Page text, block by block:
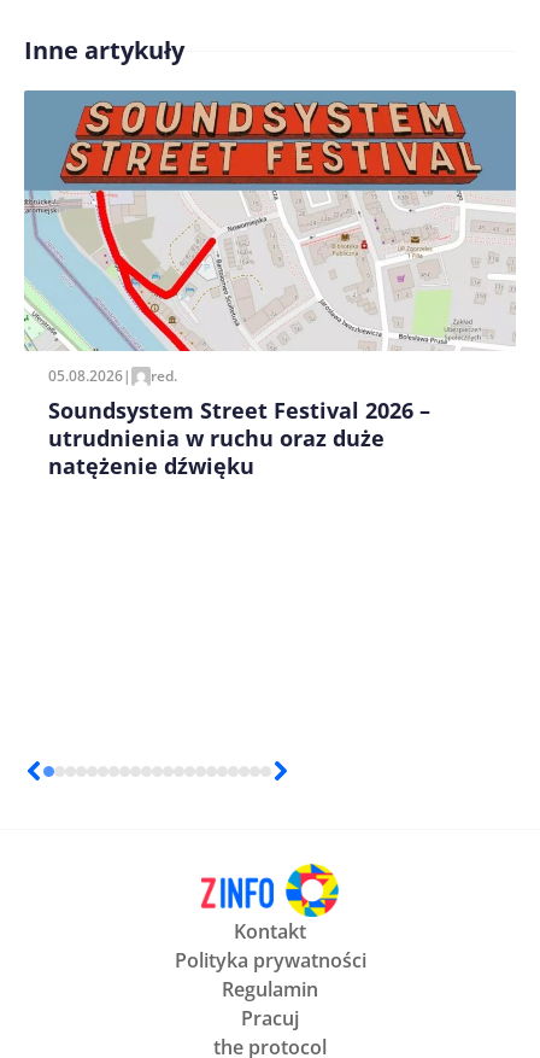
Treść komentarza*
Zapamiętaj moje dane w tej przeglądarce podczas
pisania kolejnych komentarzy.
Inne artykuły
05.08.2026| red.
Soundsystem Street Festival 2026 –
utrudnienia w ruchu oraz duże
natężenie dźwięku
Kontakt
Polityka prywatności
Regulamin
Pracuj
the protocol